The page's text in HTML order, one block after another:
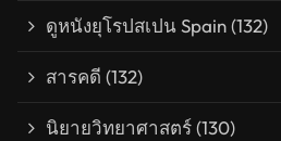
ดูหนังยุโรปสเปน Spain(132)
สารคดี (132)
นิยายวิทยาศาสตร์(130)